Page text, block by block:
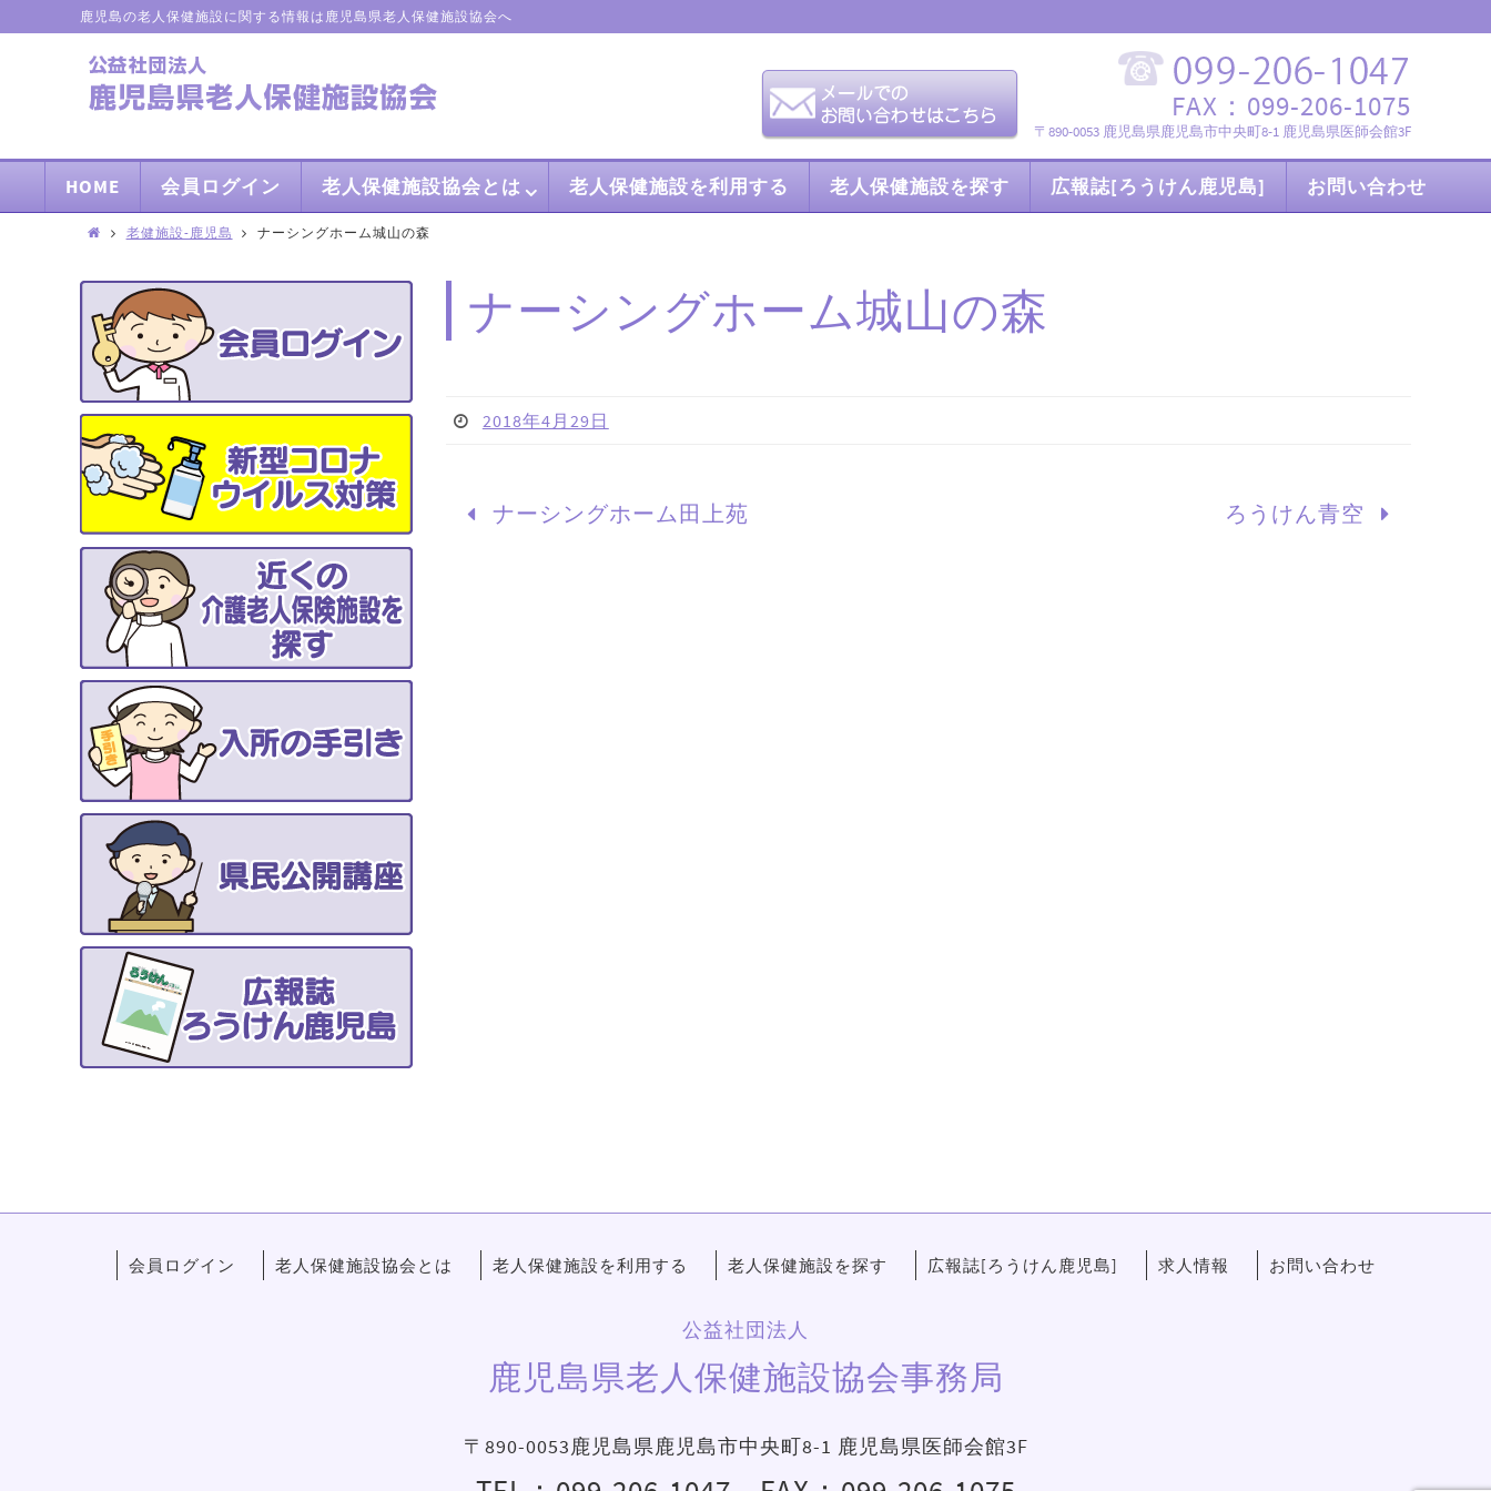
鹿児島の老人保健施設に関する情報は鹿児島県老人保健施設協会へ
FAX：099-206-1075
〒890-0053 鹿児島県鹿児島市中央町8-1 鹿児島県医師会館3F
HOME 会員ログイン 老人保健施設協会とは 老人保健施設を利用する 老人保健施設を探す 広報誌[ろうけん鹿児島] お問い合わせ
老健施設-鹿児島 ナーシングホーム城山の森
ナーシングホーム城山の森
2018年4月29日
ナーシングホーム田上苑 ろうけん青空
会員ログイン 老人保健施設協会とは 老人保健施設を利用する 老人保健施設を探す 広報誌[ろうけん鹿児島] 求人情報 お問い合わせ
公益社団法人
鹿児島県老人保健施設協会事務局
〒890-0053鹿児島県鹿児島市中央町8-1 鹿児島県医師会館3F